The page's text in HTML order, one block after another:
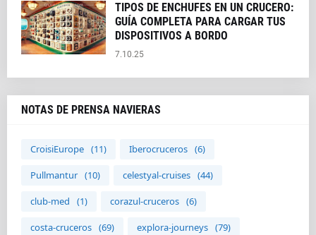
TIPOS DE ENCHUFES EN UN CRUCERO:
GUÍA COMPLETA PARA CARGAR TUS
DISPOSITIVOS A BORDO
7.10.25
NOTAS DE PRENSA NAVIERAS
CroisiEurope (11) Iberocruceros (6)
Pullmantur (10) celestyal-cruises (44)
club-med (1) corazul-cruceros (6)
costa-cruceros (69) explora-journeys (79)